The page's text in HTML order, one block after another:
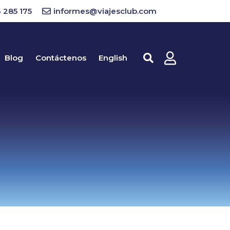
285 175 informes@viajesclub.com
Blog Contáctenos English